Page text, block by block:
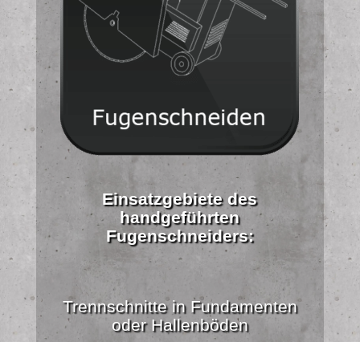
Einsatzgebiete des
handgeführten
Fugenschneiders:
Trennschnitte in Fundamenten
oder Hallenböden